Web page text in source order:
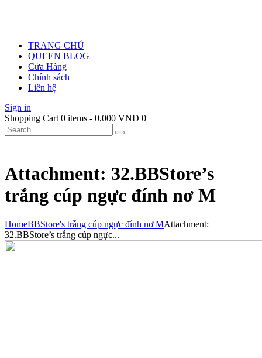
TRANG CHỦ
QUEEN BLOG
Cửa Hàng
Chính sách
Liên hệ
Sign in
Shopping Cart 0 items - 0,000 VND 0
Attachment: 32.BBStore’s
trắng cúp ngực đính nơ M
HomeBBStore's trắng cúp ngực đính nơ MAttachment:
32.BBStore’s trắng cúp ngực...